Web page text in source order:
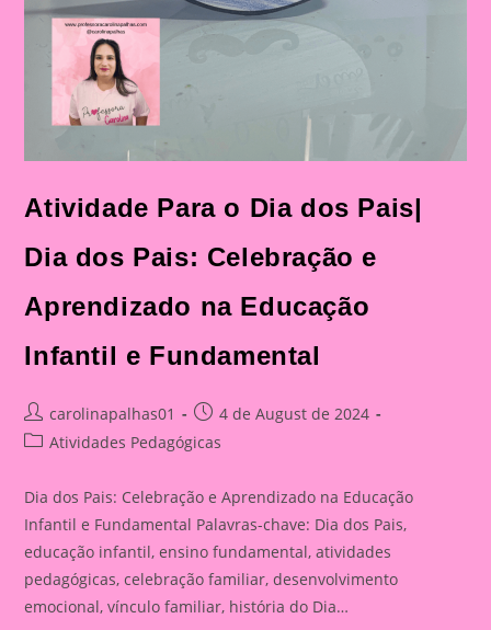
Atividade Para o Dia dos Pais|
Dia dos Pais: Celebração e
Aprendizado na Educação
Infantil e Fundamental
Post
author:
carolinapalhas01
Post
published:
4 de August de 2024
PostAtividades Pedagógicas
Dia dos Pais: Celebração e Aprendizado na Educação
Infantil e Fundamental Palavras-chave: Dia dos Pais,
educação infantil, ensino fundamental, atividades
pedagógicas, celebração familiar, desenvolvimento
emocional, vínculo familiar, história do Dia…